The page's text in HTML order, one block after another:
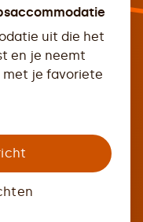
uit die het
en je neemt
je favoriete